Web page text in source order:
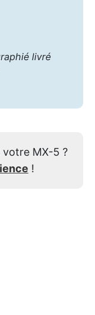
livré
votre MX-5 ?
!